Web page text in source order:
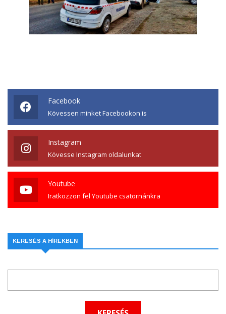
Facebook
Kövessen minket Facebookon is
Instagram
Kövesse Instagram oldalunkat
Youtube
Iratkozzon fel Youtube csatornánkra
KERESÉS A HÍREKBEN